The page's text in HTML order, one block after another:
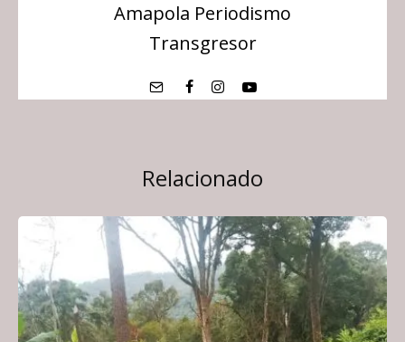
Amapola Periodismo
Transgresor
Relacionado